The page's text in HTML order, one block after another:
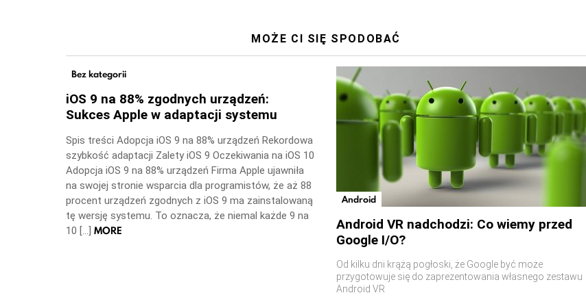
MOŻE CI SIĘ SPODOBAĆ
Bez kategorii
iOS 9 na 88% zgodnych urządzeń:
Sukces Apple w adaptacji systemu
Spis treści Adopcja iOS 9 na 88% urządzeń Rekordowa
szybkość adaptacji Zalety iOS 9 Oczekiwania na iOS 10
Adopcja iOS 9 na 88% urządzeń Firma Apple ujawniła
na swojej stronie wsparcia dla programistów, że aż 88
procent urządzeń zgodnych z iOS 9 ma zainstalowaną
tę wersję systemu. To oznacza, że niemal każde 9 na
10 […] MORE
Android
Android VR nadchodzi: Co wiemy przed
Google I/O?
Od kilku dni krążą pogłoski, że Google być może
przygotowuje się do zaprezentowania własnego zestawu
Android VR